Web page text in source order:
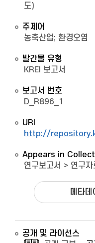
도)
주제어
농축산업; 환경오염
발간물 유형
KREI 보고서
보고서 번호
D_R896_1
URI
http://
Appears in
연구보고서 > 연구
메타데
공개 및 라이선스